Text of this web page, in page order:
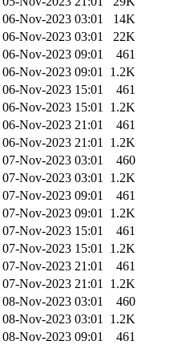
06-Nov-2023 03:01
14K
06-Nov-2023 03:01
22K
06-Nov-2023 09:01
461
06-Nov-2023 09:01 1.2K
06-Nov-2023 15:01
461
06-Nov-2023 15:01 1.2K
06-Nov-2023 21:01
461
06-Nov-2023 21:01 1.2K
07-Nov-2023 03:01
460
07-Nov-2023 03:01 1.2K
07-Nov-2023 09:01
461
07-Nov-2023 09:01 1.2K
07-Nov-2023 15:01
461
07-Nov-2023 15:01 1.2K
07-Nov-2023 21:01
461
07-Nov-2023 21:01 1.2K
08-Nov-2023 03:01
460
08-Nov-2023 03:01 1.2K
08-Nov-2023 09:01
461